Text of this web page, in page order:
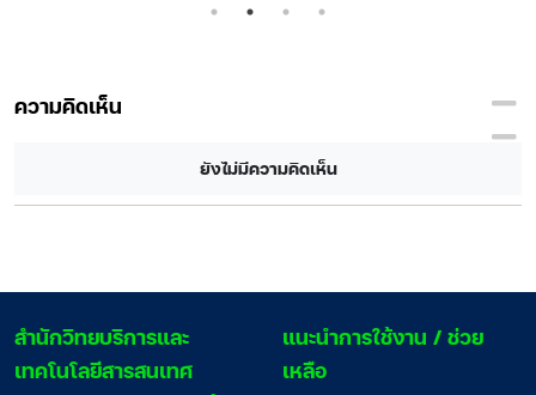
ความคิดเห็น
ยังไม่มีความคิดเห็น
สํานักวิทยบริการและ
เทคโนโลยีสารสนเทศ
แนะนำการใช้งาน / ช่วย
เหลือ